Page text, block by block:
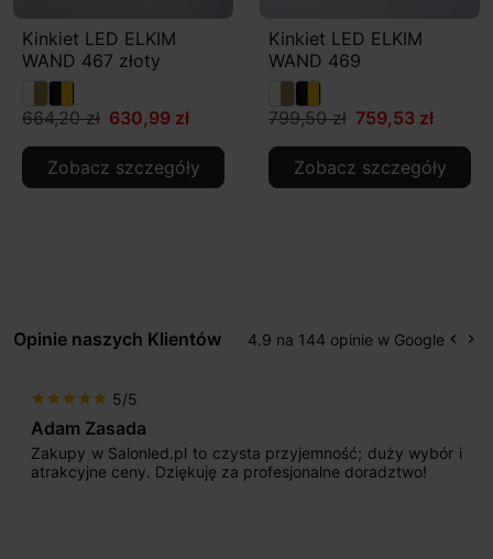
Kinkiet LED ELKIM
WAND 467 złoty
664,20 zł 630,99 zł
Zobacz szczegóły
Kinkiet LED ELKIM
WAND 469
799,50 zł 759,53 zł
Zobacz szczegóły
Opinie naszych Klientów 4.9 na 144 opinie w Google keyboard_arrow_left keyboard_arrow_right
star star star star star 5/5
Adam Zasada
Zakupy w Salonled.pl to czysta przyjemność; duży wybór i
atrakcyjne ceny. Dziękuję za profesjonalne doradztwo!